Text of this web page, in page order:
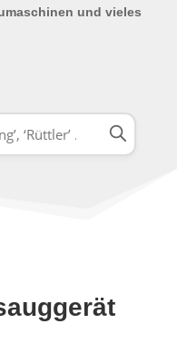
und vieles